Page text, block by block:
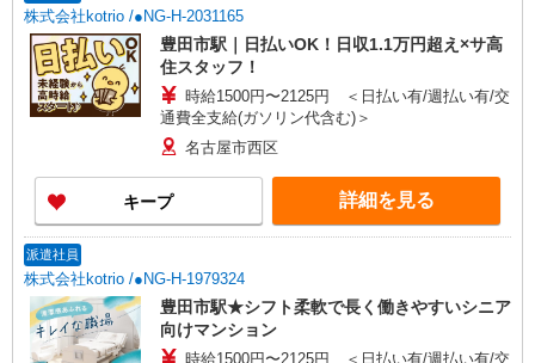
株式会社kotrio /●NG-H-2031165
豊田市駅｜日払いOK！日収1.1万円超え×サ高
住スタッフ！
時給1500円〜2125円 ＜日払い有/週払い有/交
通費全支給(ガソリン代含む)＞
名古屋市西区
キープ 詳細を見る
派遣社員
株式会社kotrio /●NG-H-1979324
豊田市駅★シフト柔軟で長く働きやすいシニア
向けマンション
時給1500円〜2125円 ＜日払い有/週払い有/交